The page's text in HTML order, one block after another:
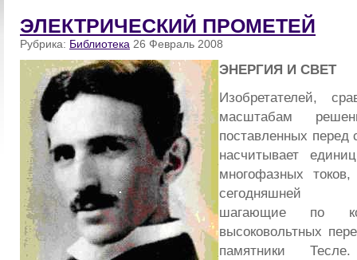
ЭЛЕКТРИЧЕСКИЙ ПРОМЕТЕЙ
Рубрика: Библиотека 26 Февраль 2008
ЭНЕРГИЯ И СВЕТ
Изобретателей,
масштабам
поставленных перед
насчитывает
многофазных
сегодняшней
шагающие по
высоковольтных
памятники